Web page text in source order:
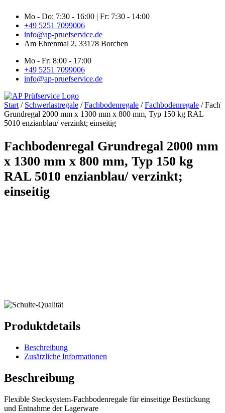
Inhalt
springen
Mo - Do: 7:30 - 16:00 | Fr: 7:30 - 14:00
+49 5251 7099006
info@ap-pruefservice.de
Am Ehrenmal 2, 33178 Borchen
Mo - Fr: 8:00 - 17:00
+49 5251 7099006
info@ap-pruefservice.de
Start / Schwerlastregale /Fachbodenregale /Fachbodenregale /
Grundregal 2000 mm x 1300 mm x 800 mm, Typ 150 kg RAL
5010 enzianblau/ verzinkt; einseitig
Fachbodenregal Grundregal 2000 mm
x 1300 mm x 800 mm, Typ 150 kg
RAL 5010 enzianblau/ verzinkt;
einseitig
Produktdetails
Beschreibung
Zusätzliche Informationen
Beschreibung
Flexible Stecksystem-Fachbodenregale für einseitige Bestückung
und Entnahme der Lagerware